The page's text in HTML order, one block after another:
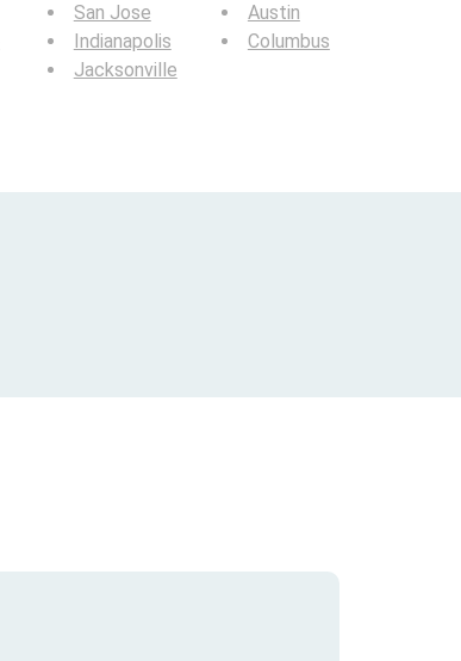
San Jose
Indianapolis
Jacksonville
Austin
Columbus